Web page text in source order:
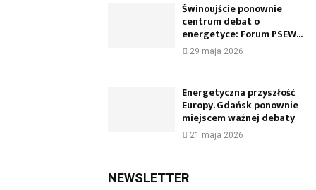
Świnoujście ponownie
centrum debat o
energetyce: Forum PSEW...
29 maja 2026
Energetyczna przyszłość
Europy. Gdańsk ponownie
miejscem ważnej debaty
21 maja 2026
NEWSLETTER